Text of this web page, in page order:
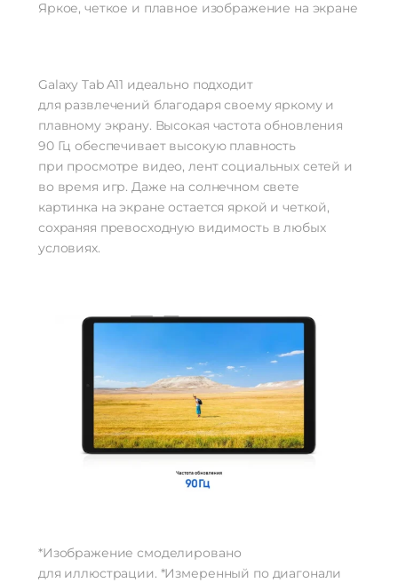
Яркое, четкое и плавное изображение на экране
Galaxy Tab A11 идеально подходит
для развлечений благодаря своему яркому и
плавному экрану. Высокая частота обновления
90 Гц обеспечивает высокую плавность
при просмотре видео, лент социальных сетей и
во время игр. Даже на солнечном свете
картинка на экране остается яркой и четкой,
сохраняя превосходную видимость в любых
условиях.
*Изображение смоделировано
для иллюстрации. *Измеренный по диагонали